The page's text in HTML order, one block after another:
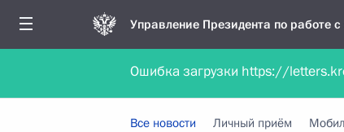
Управление Президента по работе
Обратиться в форме электронного
Все новости Личный приём
Ошибка загрузки https://